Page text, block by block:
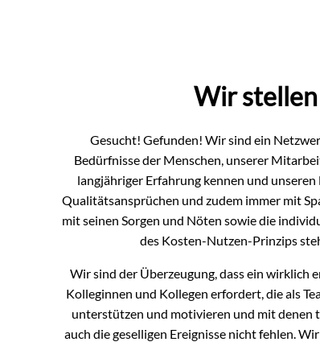
Wir
Gesucht! Gefunden! Wir sind ein
Bedürfnisse der Menschen, unserer
langjähriger Erfahrung kennen und
Qualitätsansprüchen und zudem immer mit
mit seinen Sorgen und Nöten sowie die
des Kosten-Nutzen-Prinzips
Wir sind der Überzeugung, dass ein wirklich
Kolleginnen und Kollegen erfordert, die als
unterstützen und motivieren und mit denen
auch die geselligen Ereignisse nicht fehlen.